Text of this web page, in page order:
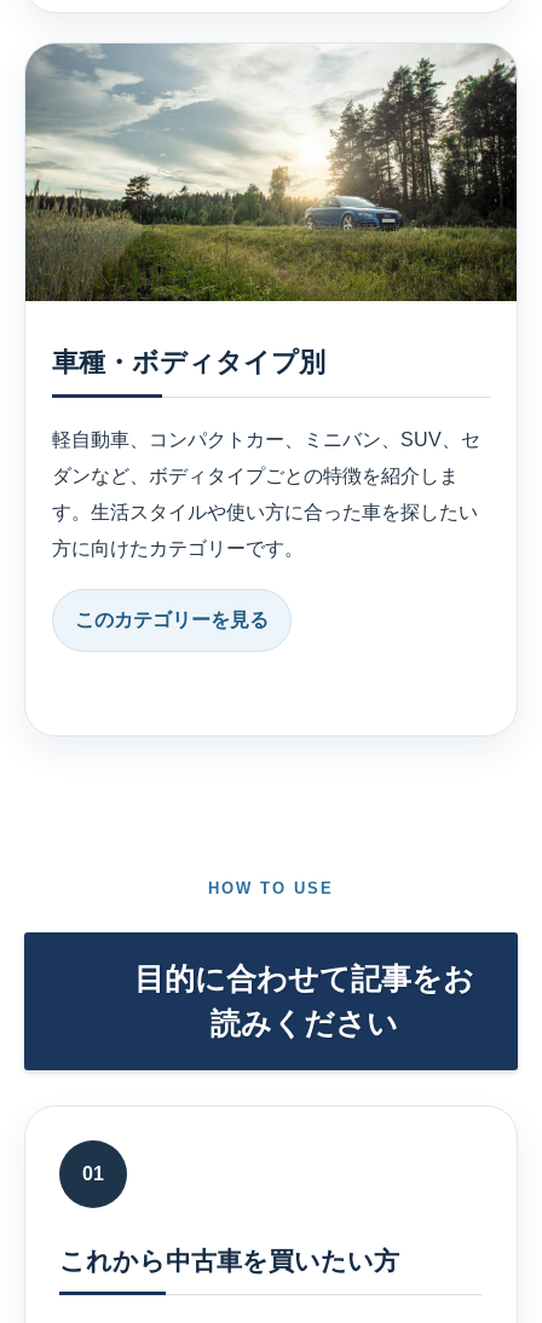
車種・ボディタイプ別
軽自動車、コンパクトカー、ミニバン、SUV、セ
ダンなど、ボディタイプごとの特徴を紹介しま
す。生活スタイルや使い方に合った車を探したい
方に向けたカテゴリーです。
このカテゴリーを見る
HOW TO USE
目的に合わせて記事をお
読みください
01
これから中古車を買いたい方